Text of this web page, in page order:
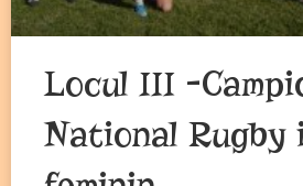
Locul III -
National Rugby